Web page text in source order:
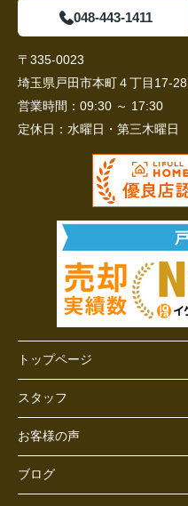
048-443-1411
〒335-0023
埼玉県戸田市本町４丁目17-28
営業時間： 09:30 ～ 17:30
定休日： 水曜日・第三木曜日
トップページ
スタッフ
お客様の声
ブログ